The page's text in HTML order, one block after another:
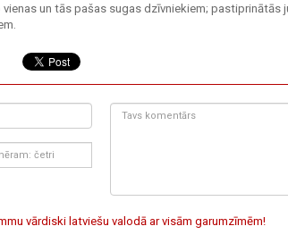
vienas un tās pašas sugas dzīvniekiem; pastiprinātās
Tavs
vārdiski latviešu valodā ar visām garumzīmēm!